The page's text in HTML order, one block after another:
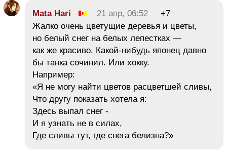
Mata Hari 21 апр, 06:52
+7
Жалко очень цветущие деревья и цветы,
но белый снег на белых лепестках —
как же красиво. Какой-нибудь японец давно
бы танка сочинил. Или хокку.
Например:
«Я не могу найти цветов расцветшей сливы,
Что другу показать хотела я:
Здесь выпал снег -
И я узнать не в силах,
Где сливы тут, где снега белизна?»